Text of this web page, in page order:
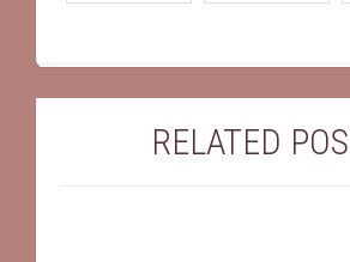
RELATED